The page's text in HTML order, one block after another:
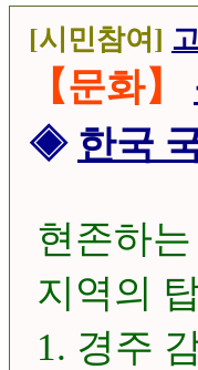
塔), ...
[시민참여]
【문화】
◈ 한국
현존하
지역의
1. 경주